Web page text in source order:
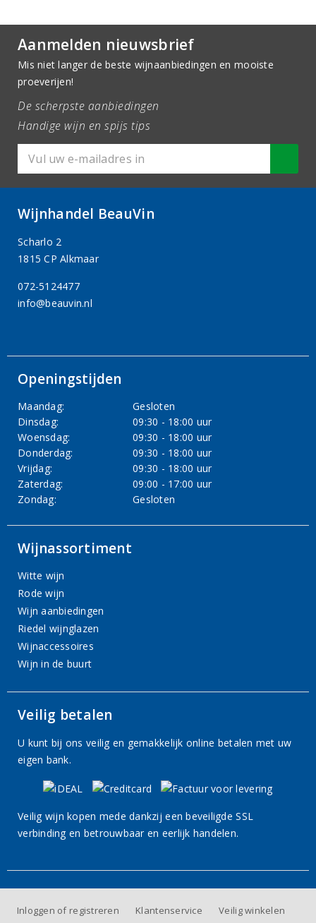
Aanmelden nieuwsbrief
Mis niet langer de beste wijnaanbiedingen en mooiste
proeverijen!
De scherpste aanbiedingen
Handige wijn en spijs tips
Wijnhandel BeauVin
Scharlo 2
1815 CP Alkmaar
072-5124477
info@beauvin.nl
Openingstijden
Maandag:
Gesloten
Dinsdag:
09:30 - 18:00 uur
Woensdag:
09:30 - 18:00 uur
Donderdag:
09:30 - 18:00 uur
Vrijdag:
09:30 - 18:00 uur
Zaterdag:
09:00 - 17:00 uur
Zondag:
Gesloten
Wijnassortiment
Witte wijn
Rode wijn
Wijn aanbiedingen
Riedel wijnglazen
Wijnaccessoires
Wijn in de buurt
Veilig betalen
U kunt bij ons veilig en gemakkelijk online betalen met uw
eigen bank.
Veilig wijn kopen mede dankzij een beveiligde SSL
verbinding en betrouwbaar en eerlijk handelen.
Inloggen of registreren Klantenservice Veilig winkelen